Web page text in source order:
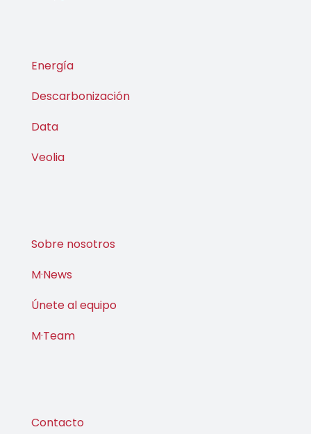
Descarbonización
Data
Veolia
M·News
Únete al equipo
M·Team
Agendar reunión